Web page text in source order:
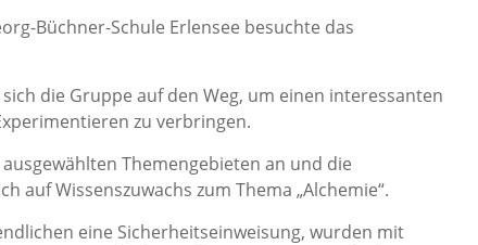
Büchner-Schule Erlensee besuchte das
die Gruppe auf den Weg, um einen interessanten
zu verbringen.
Themengebieten an und die
auf Wissenszuwachs zum Thema „Alchemie“.
eine Sicherheitseinweisung, wurden mit